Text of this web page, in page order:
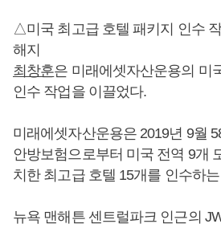
△미국 최고급 호텔 패키지 인수
해지
최창훈은 미래에셋자산운용의 미
인수 작업을 이끌었다.
미래에셋자산운용은 2019년 9월
안방보험으로부터 미국 전역 9개
치한 최고급 호텔 15개를 인수하
뉴욕 맨해튼 센트럴파크 인근의